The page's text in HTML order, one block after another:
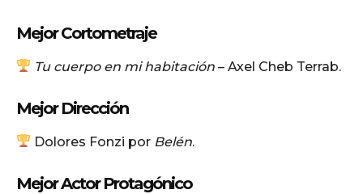
Mejor Cortometraje
Tu cuerpo en mi habitación – Axel Cheb Terrab.
Mejor Dirección
Dolores Fonzi por Belén.
Mejor Actor Protagónico